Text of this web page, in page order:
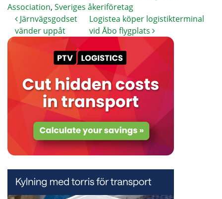
Association, Sveriges åkeriföretag
Järnvägsgodset
vänder uppåt
Logistea köper logistikterminal
vid Åbo flygplats